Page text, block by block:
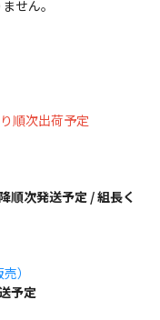
せん。
順次出荷予定
順次発送予定 / 組長く
）
予定